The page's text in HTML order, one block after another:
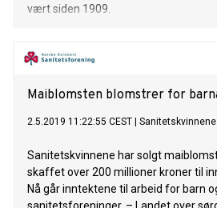
vært siden 1909.
Maiblomsten blomstrer for
2.5.2019 11:22:55 CEST Sanitetskvinnene
Sanitetskvinnene har solgt
skaffet over 200 millioner kroner til
Nå går inntektene til arbeid for barn